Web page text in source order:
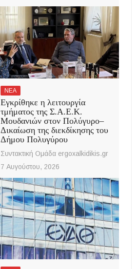
ΝΕΑ
Εγκρίθηκε η λειτουργία
τμήματος της Σ.Α.Ε.Κ.
Μουδανιών στον Πολύγυρο–
Δικαίωση της διεκδίκησης του
Δήμου Πολυγύρου
Συντακτική Ομάδα ergoxalkidikis.gr
7 Αυγούστου, 2026